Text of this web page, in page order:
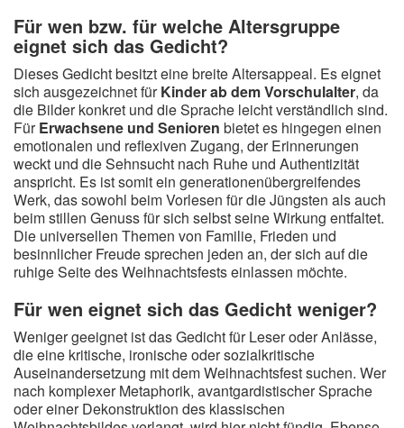
Für wen bzw. für welche Altersgruppe
eignet sich das Gedicht?
Dieses Gedicht besitzt eine breite Altersappeal. Es eignet
sich ausgezeichnet fürKinder ab dem Vorschulalter, da
die Bilder konkret und die Sprache leicht verständlich sind.
FürErwachsene und Senioren bietet es hingegen einen
emotionalen und reflexiven Zugang, der Erinnerungen
weckt und die Sehnsucht nach Ruhe und Authentizität
anspricht. Es ist somit ein generationenübergreifendes
Werk, das sowohl beim Vorlesen für die Jüngsten als auch
beim stillen Genuss für sich selbst seine Wirkung entfaltet.
Die universellen Themen von Familie, Frieden und
besinnlicher Freude sprechen jeden an, der sich auf die
ruhige Seite des Weihnachtsfests einlassen möchte.
Für wen eignet sich das Gedicht weniger?
Weniger geeignet ist das Gedicht für Leser oder Anlässe,
die eine kritische, ironische oder sozialkritische
Auseinandersetzung mit dem Weihnachtsfest suchen. Wer
nach komplexer Metaphorik, avantgardistischer Sprache
oder einer Dekonstruktion des klassischen